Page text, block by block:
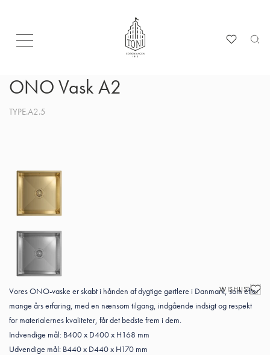
ONO Vask A2
TYPE.A2.5
WISHLIST
Vores ONO-vaske er skabt i hånden af dygtige gørtlere i Danmark, som efter
mange års erfaring, med en nænsom tilgang, indgående indsigt og respekt
for materialernes kvaliteter, får det bedste frem i dem.
Indvendige mål: B400 x D400 x H168 mm
Udvendige mål: B440 x D440 x H170 mm